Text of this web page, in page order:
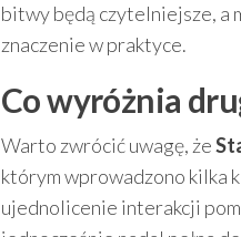
bitwy będą czytelniejsze, a
znaczenie w praktyce.
Co wyróżnia
Warto zwrócić uwagę, że
którym wprowadzono kilka
ujednolicenie interakcji